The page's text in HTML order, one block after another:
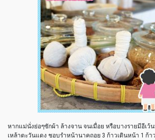
หากแม่นั่งย่อๆซักผ้า ล้างจาน จนเมื่อย หรือบางรายมีอีเว้
เหล้าตะวันแดง ชอบรำหน้านาคถอย 3 ก้าวเดินหน้า 1 ก้า